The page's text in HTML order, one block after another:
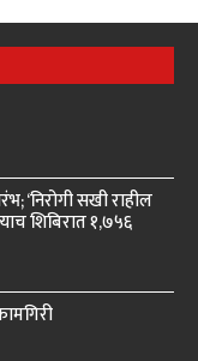
‘निरोगी सखी राहील
शिबिरात १,७५६